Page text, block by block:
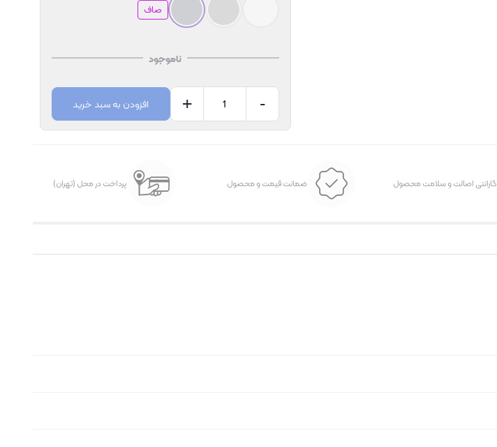
صاف
ناموجود
-
+ افزودن به سبد خرید
گارانتی اصالت و سلامت محصول ضمانت قیمت و محصول پرداخت در محل (تهران)